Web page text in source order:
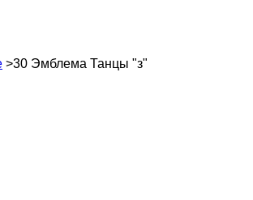
>30 Эмблема Танцы "з"